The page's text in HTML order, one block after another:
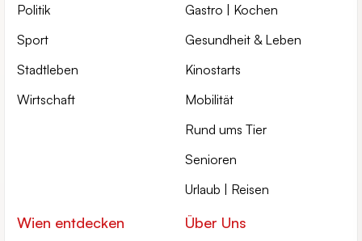
Politik
Sport
Stadtleben
Wirtschaft
Gastro | Kochen
Gesundheit & Leben
Kinostarts
Mobilität
Rund ums Tier
Senioren
Urlaub | Reisen
Wien entdecken Über Uns